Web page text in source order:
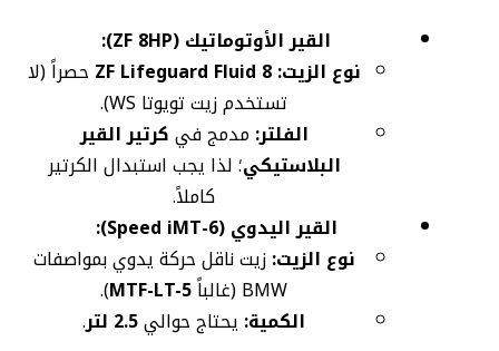
القير الأوتوماتيك (ZF 8HP):
نوع الزيت: ZF Lifeguard Fluid 8 حصراً (لا
تستخدم زيت تويوتا WS).
الفلتر: مدمج فيكرتير القير
البلاستيكي؛ لذا يجب استبدال الكرتير
كاملاً.
القير اليدوي (6-Speed iMT):
نوع الزيت:زيت ناقل حركة يدوي بمواصفات
BMW (غالباً
MTF-LT-5
).
الكمية: يحتاج حوالي2.5 لتر
.